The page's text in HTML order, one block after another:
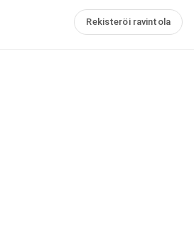
Rekisteröi ravintola